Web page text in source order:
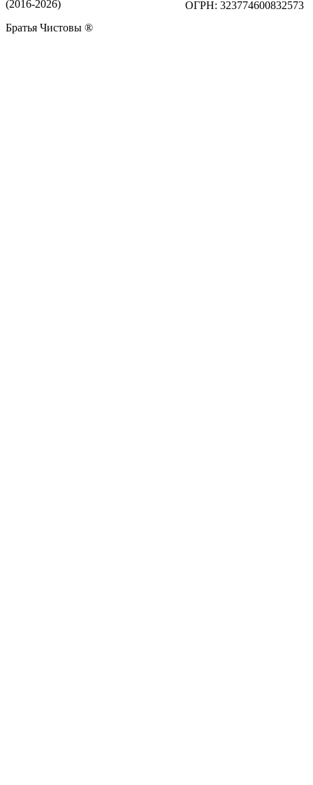
(2016-2026)
Братья Чистовы ®
ОГРН: 323774600832573